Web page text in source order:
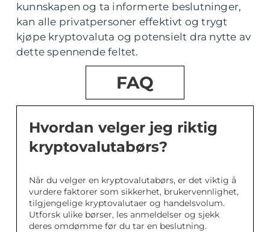
kunnskapen og ta informerte beslutninger,
kan alle privatpersoner effektivt og trygt
kjøpe kryptovaluta og potensielt dra nytte av
dette spennende feltet.
FAQ
Hvordan velger jeg riktig
kryptovalutabørs?
Når du velger en kryptovalutabørs, er det viktig å
vurdere faktorer som sikkerhet, brukervennlighet,
tilgjengelige kryptovalutaer og handelsvolum.
Utforsk ulike børser, les anmeldelser og sjekk
deres omdømme før du tar en beslutning.